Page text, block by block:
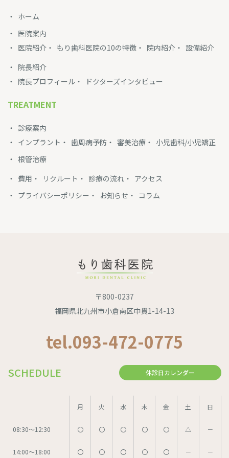
ホーム
医院案内
医院紹介
もり歯科医院の10の特徴 院内紹介
設備紹介
院長紹介
院長プロフィール
ドクターズインタビュー
TREATMENT
診療案内
インプラント
歯周病予防 審美治療
小児歯科/小児矯正
根管治療
費用
リクルート 診療の流れ
アクセス
プライバシーポリシー
お知らせ コラム
〒800-0237
福岡県北九州市小倉南区中貫1-14-13
tel.093-472-0775
SCHEDULE 休診日カレンダー
月 火 水 木 金 土 日
08:30～12:30 〇 〇 〇 〇 〇 △ －
14:00～18:00 〇 〇 〇 〇 〇 － －